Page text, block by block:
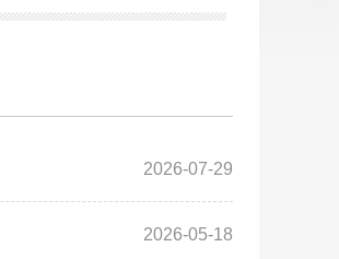
2026-07-29
2026-05-18